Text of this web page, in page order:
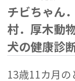
チビちゃん
村．厚木動
犬の健康診
13歳11カ月の